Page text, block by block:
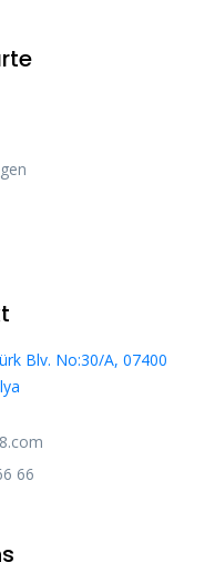
Blv. No:30/A, 07400
66